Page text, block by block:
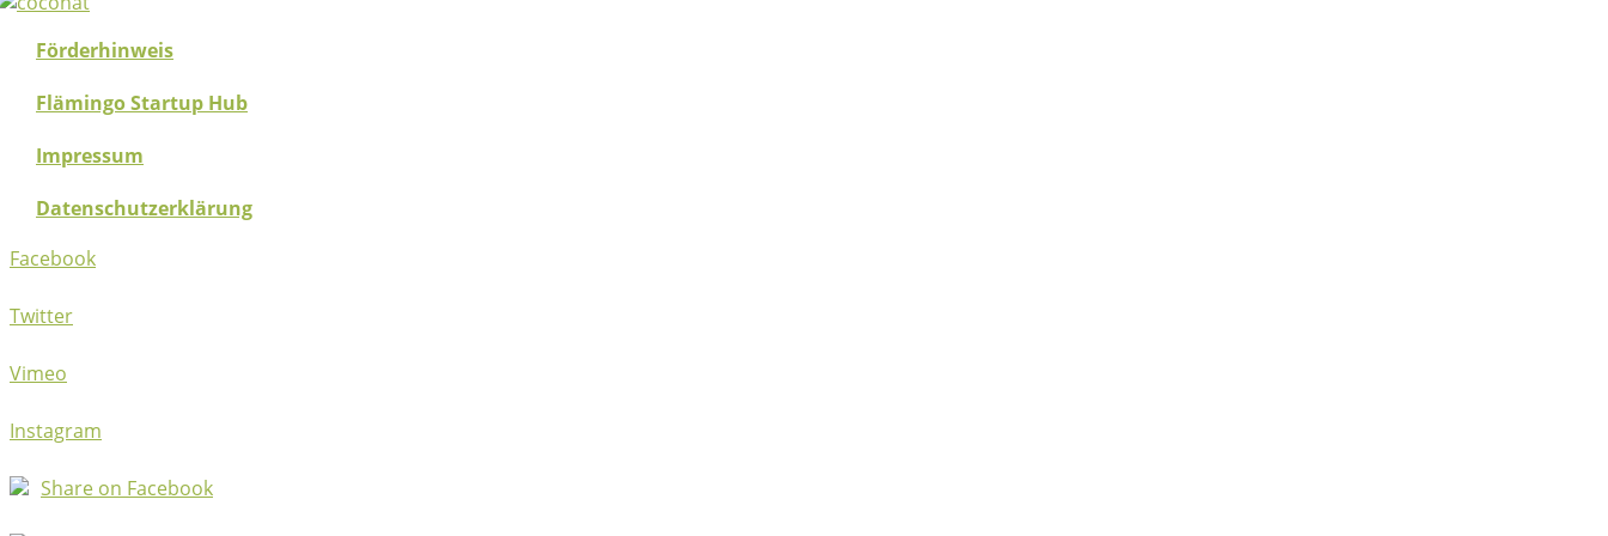
Förderhinweis
Flämingo Startup Hub
Impressum
Datenschutzerklärung
Facebook
Twitter
Vimeo
Instagram
Share on Facebook